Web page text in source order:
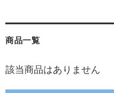
商品一覧
該当商品はありません